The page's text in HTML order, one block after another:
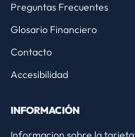
Preguntas Frecuentes
Glosario Financiero
Contacto
Accesibilidad
INFORMACIÓN